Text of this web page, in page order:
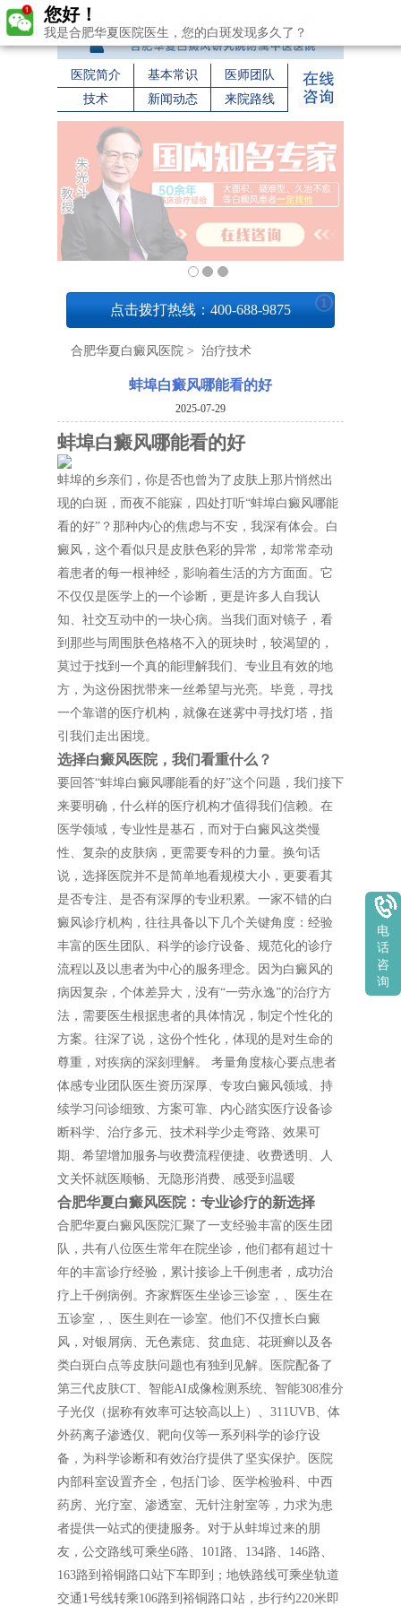
医院简介 基本常识
医师团队
技术
新闻动态 来院路线
点击拨打热线：400-688-9875 1
合肥华夏白癜风医院 > 治疗技术
蚌埠白癜风哪能看的好
2025-07-29
蚌埠白癜风哪能看的好
蚌埠的乡亲们，你是否也曾为了皮肤上那片悄然出
现的白斑，而夜不能寐，四处打听“蚌埠白癜风哪能
看的好”？那种内心的焦虑与不安，我深有体会。白
癜风，这个看似只是皮肤色彩的异常，却常常牵动
着患者的每一根神经，影响着生活的方方面面。它
不仅仅是医学上的一个诊断，更是许多人自我认
知、社交互动中的一块心病。当我们面对镜子，看
到那些与周围肤色格格不入的斑块时，较渴望的，
莫过于找到一个真的能理解我们、专业且有效的地
方，为这份困扰带来一丝希望与光亮。毕竟，寻找
一个靠谱的医疗机构，就像在迷雾中寻找灯塔，指
引我们走出困境。
选择白癜风医院，我们看重什么？
要回答“蚌埠白癜风哪能看的好”这个问题，我们接下
来要明确，什么样的医疗机构才值得我们信赖。在
医学领域，专业性是基石，而对于白癜风这类慢
性、复杂的皮肤病，更需要专科的力量。换句话
说，选择医院并不是简单地看规模大小，更要看其
是否专注、是否有深厚的专业积累。一家不错的白
癜风诊疗机构，往往具备以下几个关键角度：经验
丰富的医生团队、科学的诊疗设备、规范化的诊疗
流程以及以患者为中心的服务理念。因为白癜风的
病因复杂，个体差异大，没有“一劳永逸”的治疗方
法，需要医生根据患者的具体情况，制定个性化的
方案。往深了说，这份个性化，体现的是对生命的
尊重，对疾病的深刻理解。 考量角度核心要点患者
体感专业团队医生资历深厚、专攻白癜风领域、持
续学习问诊细致、方案可靠、内心踏实医疗设备诊
断科学、治疗多元、技术科学少走弯路、效果可
期、希望增加服务与收费流程便捷、收费透明、人
文关怀就医顺畅、无隐形消费、感受到温暖
合肥华夏白癜风医院：专业诊疗的新选择
合肥华夏白癜风医院汇聚了一支经验丰富的医生团
队，共有八位医生常年在院坐诊，他们都有超过十
年的丰富诊疗经验，累计接诊上千例患者，成功治
疗上千例病例。齐家辉医生坐诊三诊室，、医生在
五诊室，、医生则在一诊室。他们不仅擅长白癜
风，对银屑病、无色素痣、贫血痣、花斑癣以及各
类白斑白点等皮肤问题也有独到见解。医院配备了
第三代皮肤CT、智能AI成像检测系统、智能308准分
子光仪（据称有效率可达较高以上）、311UVB、体
外药离子渗透仪、靶向仪等一系列科学的诊疗设
备，为科学诊断和有效治疗提供了坚实保护。医院
内部科室设置齐全，包括门诊、医学检验科、中西
药房、光疗室、渗透室、无针注射室等，力求为患
者提供一站式的便捷服务。对于从蚌埠过来的朋
友，公交路线可乘坐6路、101路、134路、146路、
163路到裕铜路口站下车即到；地铁路线可乘坐轨道
交通1号线转乘106路到裕铜路口站，步行约220米即
您好！
我是合肥华夏医院医生，您的白斑发现多久了？
电
话
咨
询